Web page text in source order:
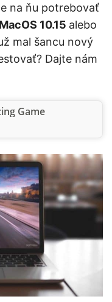
na ňu potrebovať
10.15 alebo
mal šancu nový
Dajte nám
Game